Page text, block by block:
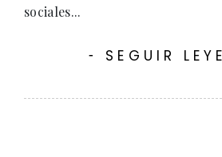
sociales...
- SEGUIR